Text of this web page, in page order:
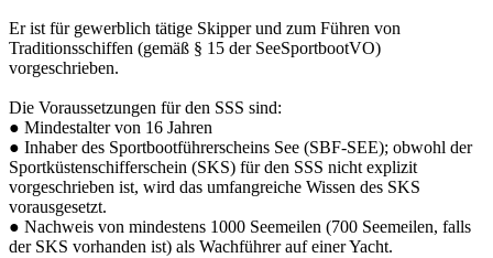
Er ist für gewerblich tätige Skipper und zum Führen von
Traditionsschiffen (gemäß § 15 der SeeSportbootVO)
vorgeschrieben.
Die Voraussetzungen für den SSS sind:
● Mindestalter von 16 Jahren
● Inhaber des Sportbootführerscheins See (SBF-SEE); obwohl der
Sportküstenschifferschein (SKS) für den SSS nicht explizit
vorgeschrieben ist, wird das umfangreiche Wissen des SKS
vorausgesetzt.
● Nachweis von mindestens 1000 Seemeilen (700 Seemeilen, falls
der SKS vorhanden ist) als Wachführer auf einer Yacht.